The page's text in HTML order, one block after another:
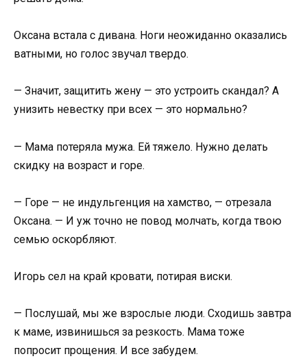
Оксана встала с дивана. Ноги неожиданно оказались
ватными, но голос звучал твердо.
— Значит, защитить жену — это устроить скандал? А
унизить невестку при всех — это нормально?
— Мама потеряла мужа. Ей тяжело. Нужно делать
скидку на возраст и горе.
— Горе — не индульгенция на хамство, — отрезала
Оксана. — И уж точно не повод молчать, когда твою
семью оскорбляют.
Игорь сел на край кровати, потирая виски.
— Послушай, мы же взрослые люди. Сходишь завтра
к маме, извинишься за резкость. Мама тоже
попросит прощения. И все забудем.